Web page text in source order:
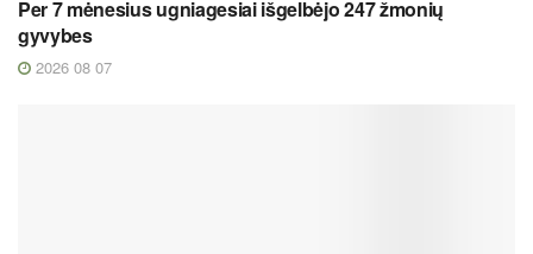
Per 7 mėnesius ugniagesiai išgelbėjo 247 žmonių
gyvybes
2026 08 07